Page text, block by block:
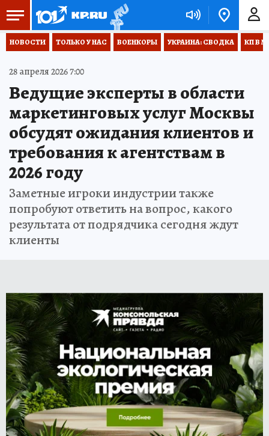
НОВОСТИ ТОЛЬКО У НАС ВОЕНКОРЫ УКРАИНА: СВОДКА КП В
28 апреля 2026 7:00
Ведущие эксперты в области
маркетинговых услуг Москвы
обсудят ожидания клиентов и
требования к агентствам в
2026 году
Заметные игроки индустрии также
попробуют ответить на вопрос, какого
результата от подрядчика сегодня ждут
клиенты